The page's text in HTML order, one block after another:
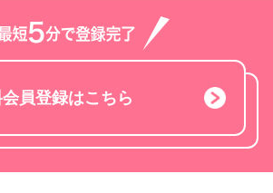
員登録はこちら